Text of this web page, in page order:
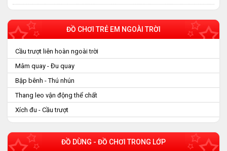
ĐỒ CHƠI TRẺ EM NGOÀI TRỜI
Cầu trượt liên hoàn ngoài trời
Mâm quay - Đu quay
Bập bênh - Thú nhún
Thang leo vận động thể chất
Xích đu - Cầu trượt
ĐỒ DÙNG - ĐỒ CHƠI TRONG LỚP